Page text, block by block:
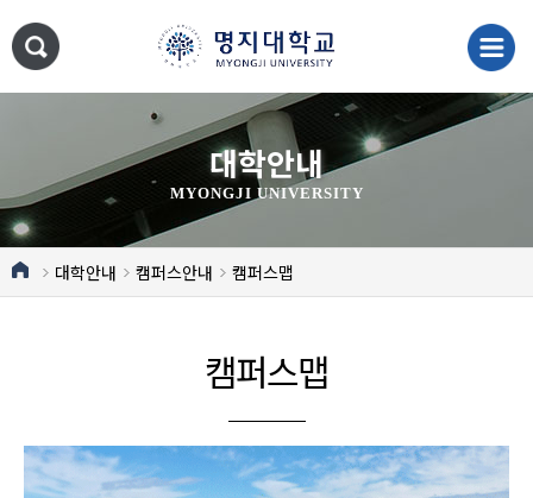
대학안내
MYONGJI UNIVERSITY
대학안내 캠퍼스안내 캠퍼스맵
캠퍼스맵